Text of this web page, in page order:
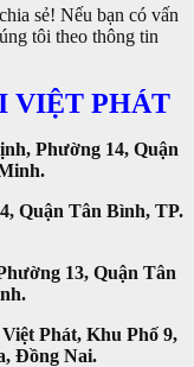
sẻ! Nếu bạn có vấn
tôi theo thông tin
VIỆT PHÁT
Phường 14, Quận
Quận Tân Bình, TP.
13, Quận Tân
Phát, Khu Phố 9,
Đồng Nai.